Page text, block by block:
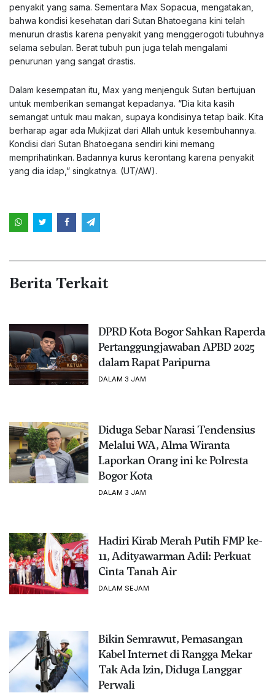
penyakit yang sama. Sementara Max Sopacua, mengatakan,
bahwa kondisi kesehatan dari Sutan Bhatoegana kini telah
menurun drastis karena penyakit yang menggerogoti tubuhnya
selama sebulan. Berat tubuh pun juga telah mengalami
penurunan yang sangat drastis.
Dalam kesempatan itu, Max yang menjenguk Sutan bertujuan
untuk memberikan semangat kepadanya. “Dia kita kasih
semangat untuk mau makan, supaya kondisinya tetap baik. Kita
berharap agar ada Mukjizat dari Allah untuk kesembuhannya.
Kondisi dari Sutan Bhatoegana sendiri kini memang
memprihatinkan. Badannya kurus kerontang karena penyakit
yang dia idap,” singkatnya. (UT/AW).
Berita Terkait
DPRD Kota Bogor Sahkan Raperda
Pertanggungjawaban APBD 2025
dalam Rapat Paripurna
DALAM 3 JAM
Diduga Sebar Narasi Tendensius
Melalui WA, Alma Wiranta
Laporkan Orang ini ke Polresta
Bogor Kota
DALAM 3 JAM
Hadiri Kirab Merah Putih FMP ke-
11, Adityawarman Adil: Perkuat
Cinta Tanah Air
DALAM SEJAM
Bikin Semrawut, Pemasangan
Kabel Internet di Rangga Mekar
Tak Ada Izin, Diduga Langgar
Perwali